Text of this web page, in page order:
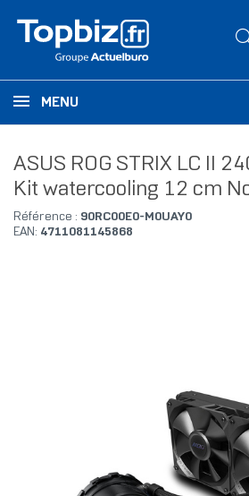
MENU
ASUS ROG STRIX LC II
Kit watercooling 12 cm
Référence : 90RC00E0-M0UAY0
EAN: 4711081145868